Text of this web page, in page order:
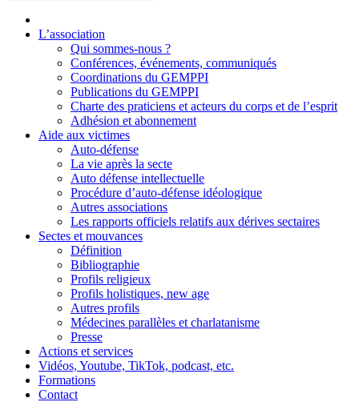
L’association
Qui sommes-nous ?
Conférences, événements, communiqués
Coordinations du GEMPPI
Publications du GEMPPI
Charte des praticiens et acteurs du corps et de l’esprit
Adhésion et abonnement
Aide aux victimes
Auto-défense
La vie après la secte
Auto défense intellectuelle
Procédure d’auto-défense idéologique
Autres associations
Les rapports officiels relatifs aux dérives sectaires
Sectes et mouvances
Définition
Bibliographie
Profils religieux
Profils holistiques, new age
Autres profils
Médecines parallèles et charlatanisme
Presse
Actions et services
Vidéos, Youtube, TikTok, podcast, etc.
Formations
Contact